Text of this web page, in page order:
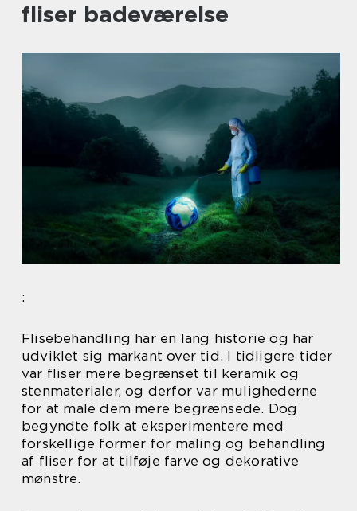
fliser badeværelse
:
Flisebehandling har en lang historie og har
udviklet sig markant over tid. I tidligere tider
var fliser mere begrænset til keramik og
stenmaterialer, og derfor var mulighederne
for at male dem mere begrænsede. Dog
begyndte folk at eksperimentere med
forskellige former for maling og behandling
af fliser for at tilføje farve og dekorative
mønstre.